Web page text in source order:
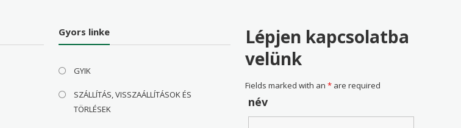
Gyors linke
GYIK
SZÁLLÍTÁS, VISSZAÁLLÍTÁSOK ÉS
TÖRLÉSEK
Lépjen kapcsolatba
velünk
Fields marked with an* are required
név